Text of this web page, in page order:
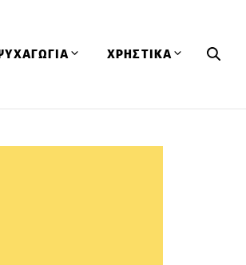
ΧΡΗΣΤΙΚΑ